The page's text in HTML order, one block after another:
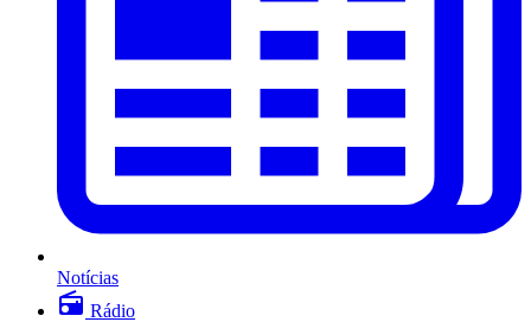
Notícias
Rádio